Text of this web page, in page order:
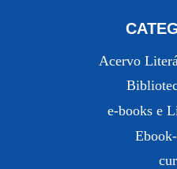
Acervo
e-books e